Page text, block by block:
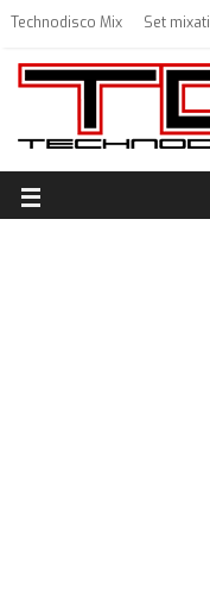
Technodisco Mix Set mixati